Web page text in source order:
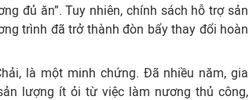
đủ ăn”. Tuy nhiên, chính sách hỗ trợ sản
trình đã trở thành đòn bẩy thay đổi hoàn
là một minh chứng. Đã nhiều năm, gia
lượng ít ỏi từ việc làm nương thủ công,